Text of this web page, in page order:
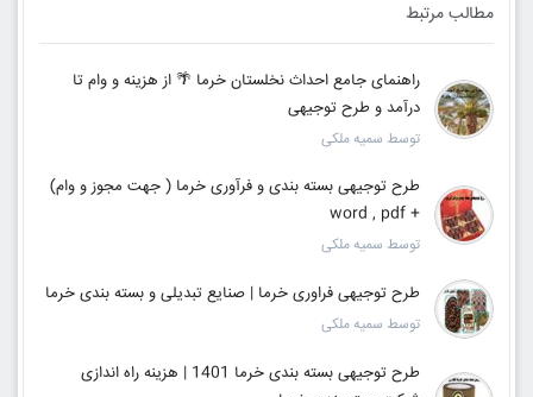
مطالب مرتبط
راهنمای جامع احداث نخلستان خرما 🌴 از هزینه و وام تا
درآمد و طرح توجیهی
توسط سمیه ملکی
طرح توجیهی بسته بندی و فرآوری خرما ( جهت مجوز و وام)
+ word , pdf
توسط سمیه ملکی
طرح توجیهی فراوری خرما | صنایع تبدیلی و بسته بندی خرما
توسط سمیه ملکی
طرح توجیهی بسته بندی خرما 1401 | هزینه راه اندازی